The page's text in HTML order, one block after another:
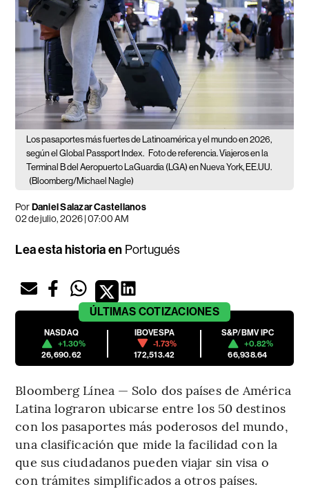
Los pasaportes más fuertes de Latinoamérica y el mundo en 2026,
según el Global Passport Index. Foto de referencia. Viajeros en la
Terminal B del Aeropuerto LaGuardia (LGA) en Nueva York, EE.UU.
(Bloomberg/Michael Nagle)
PorDaniel Salazar Castellanos
02 de julio, 2026 | 07:00 AM
Lea esta historia en Portugués
ÚLTIMAS COTIZACIONES
NASDAQ
+1.30%
26,690.62
IBOVESPA
-1.73%
172,513.42
S&P/BMV IPC
+0.82%
66,938.64
Bloomberg Línea — Solo dos países de América
Latina lograron ubicarse entre los 50 destinos
con los pasaportes más poderosos del mundo,
una clasificación que mide la facilidad con la
que sus ciudadanos pueden viajar sin visa o
con trámites simplificados a otros países.